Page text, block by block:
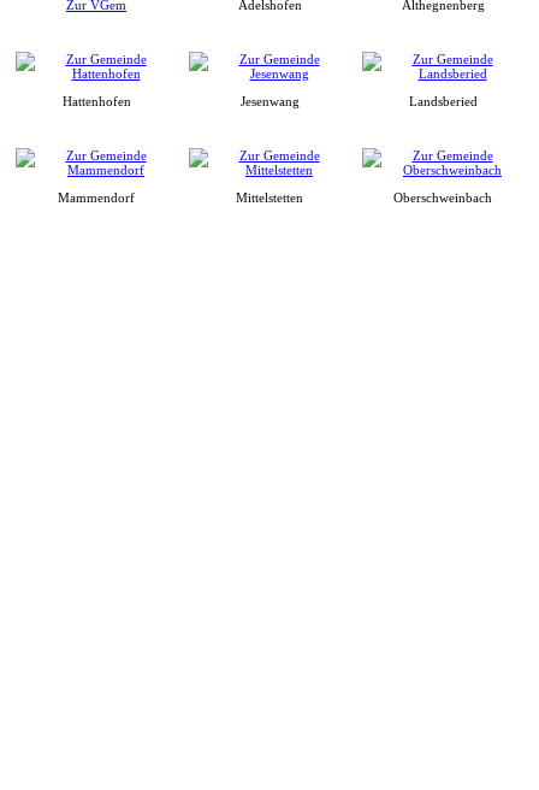
Zur VGem Adelshofen Althegnenberg
Hattenhofen Jesenwang Landsberied
Mammendorf Mittelstetten Oberschweinbach